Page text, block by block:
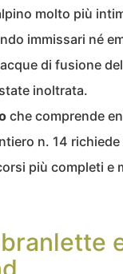
molto più
immissari né
di fusione
inoltrata.
che comprende
n. 14 richiede
più completi e